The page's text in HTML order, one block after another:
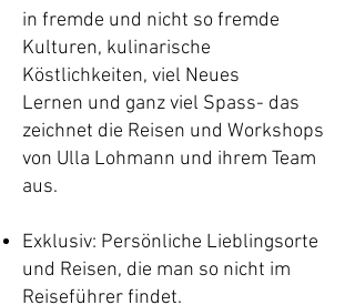
in fremde und nicht so fremde
Kulturen, kulinarische
Köstlichkeiten, viel Neues
Lernen und ganz viel Spass- das
zeichnet die Reisen und Workshops
von Ulla Lohmann und ihrem Team
aus.
Exklusiv: Persönliche Lieblingsorte
und Reisen, die man so nicht im
Reiseführer findet.